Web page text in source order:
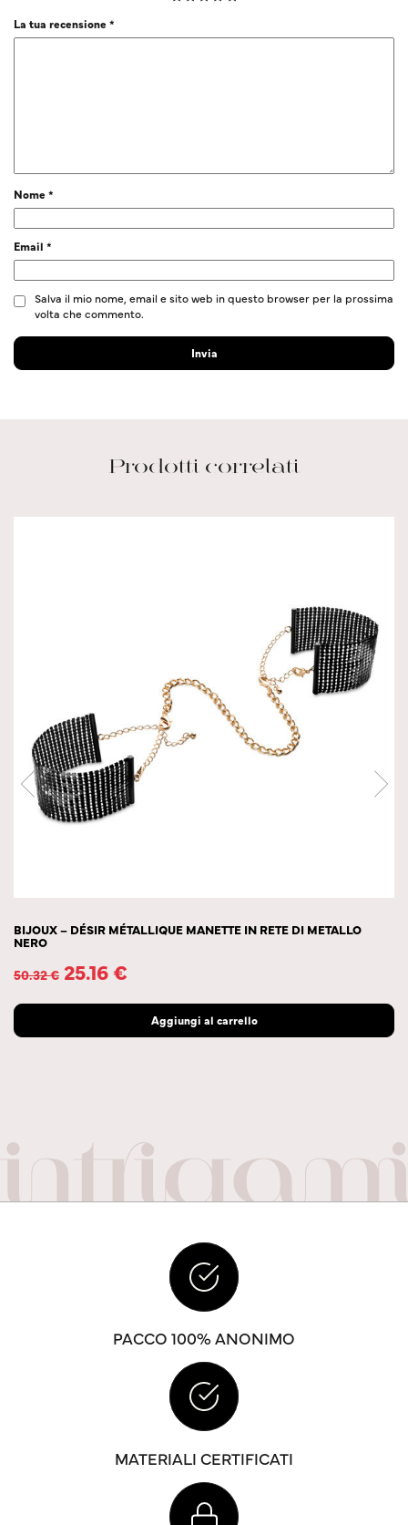
La tua recensione*
Nome*
Email *
Salva il mio nome, email e sito web in questo browser per la prossima
volta che commento.
Prodotti correlati
BIJOUX – DÉSIR MÉTALLIQUE MANETTE IN RETE DI METALLO
NERO
50.32€ 25.16€
Aggiungi al carrello
PACCO 100% ANONIMO
MATERIALI CERTIFICATI